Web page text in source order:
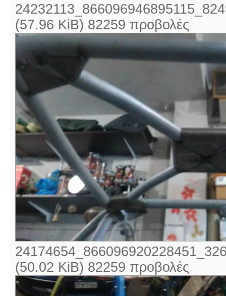
(57.96 KiB) 82259 προβολές
(50.02 KiB) 82259 προβολές